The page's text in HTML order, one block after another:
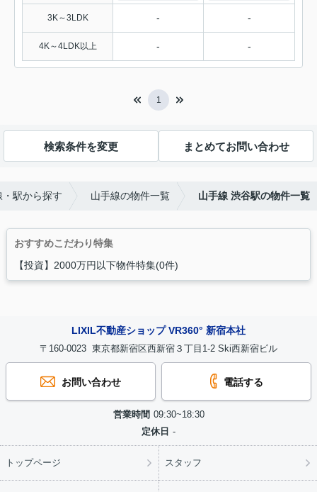
3K～3LDK - -
4K～4LDK以上 - -
1
検索条件を変更 まとめてお問い合わせ
・駅から探す 山手線の物件一覧 山手線 渋谷駅の物件一覧
おすすめこだわり特集
【投資】2000万円以下物件特集(0件)
LIXIL不動産ショップ VR360° 新宿本社
〒160-0023 東京都新宿区西新宿３丁目1-2 Ski西新宿ビル
お問い合わせ 電話する
営業時間 09:30~18:30
定休日 -
トップページ スタッフ